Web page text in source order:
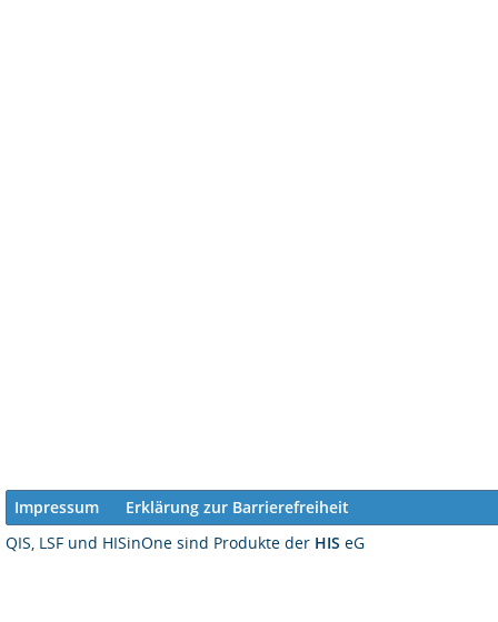
Impressum
Erklärung zur Barrierefreiheit
QIS, LSF und HISinOne sind Produkte der HIS eG